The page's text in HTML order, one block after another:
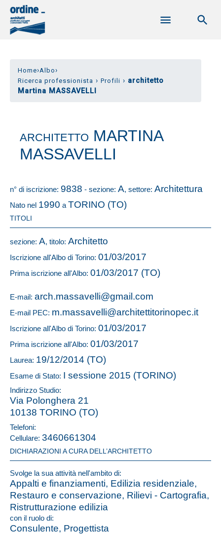
Home›Albo›
Ricerca professionista › Profili › architetto
Martina MASSAVELLI
ARCHITETTO MARTINA
MASSAVELLI
n° di iscrizione: 9838 - sezione: A, settore: Architettura
Nato nel 1990 a TORINO (TO)
TITOLI
sezione: A, titolo: Architetto
Iscrizione all'Albo di Torino: 01/03/2017
Prima iscrizione all'Albo: 01/03/2017 (TO)
E-mail: arch.massavelli@gmail.com
E-mail PEC: m.massavelli@architettitorinopec.it
Iscrizione all'Albo di Torino: 01/03/2017
Prima iscrizione all'Albo: 01/03/2017
Laurea: 19/12/2014 (TO)
Esame di Stato: I sessione 2015 (TORINO)
Indirizzo Studio:
Via Polonghera 21
10138 TORINO (TO)
Telefoni:
Cellulare: 3460661304
DICHIARAZIONI A CURA DELL’ARCHITETTO
Svolge la sua attività nell'ambito di:
Appalti e finanziamenti, Edilizia residenziale,
Restauro e conservazione, Rilievi - Cartografia,
Ristrutturazione edilizia
con il ruolo di:
Consulente, Progettista